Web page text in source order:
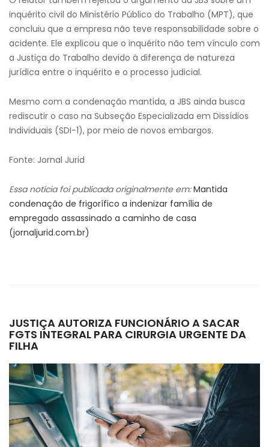
inquérito civil do Ministério Público do Trabalho (MPT), que
concluiu que a empresa não teve responsabilidade sobre o
acidente. Ele explicou que o inquérito não tem vínculo com
a Justiça do Trabalho devido à diferença de natureza
jurídica entre o inquérito e o processo judicial.
Mesmo com a condenação mantida, a JBS ainda busca
rediscutir o caso na Subseção Especializada em Dissídios
Individuais (SDI-1), por meio de novos embargos.
Fonte: Jornal Jurid
Essa notícia foi publicada originalmente em: Mantida
condenação de frigorífico a indenizar família de
empregado assassinado a caminho de casa
(jornaljurid.com.br)
JUSTIÇA AUTORIZA FUNCIONÁRIO A SACAR
FGTS INTEGRAL PARA CIRURGIA URGENTE DA
FILHA